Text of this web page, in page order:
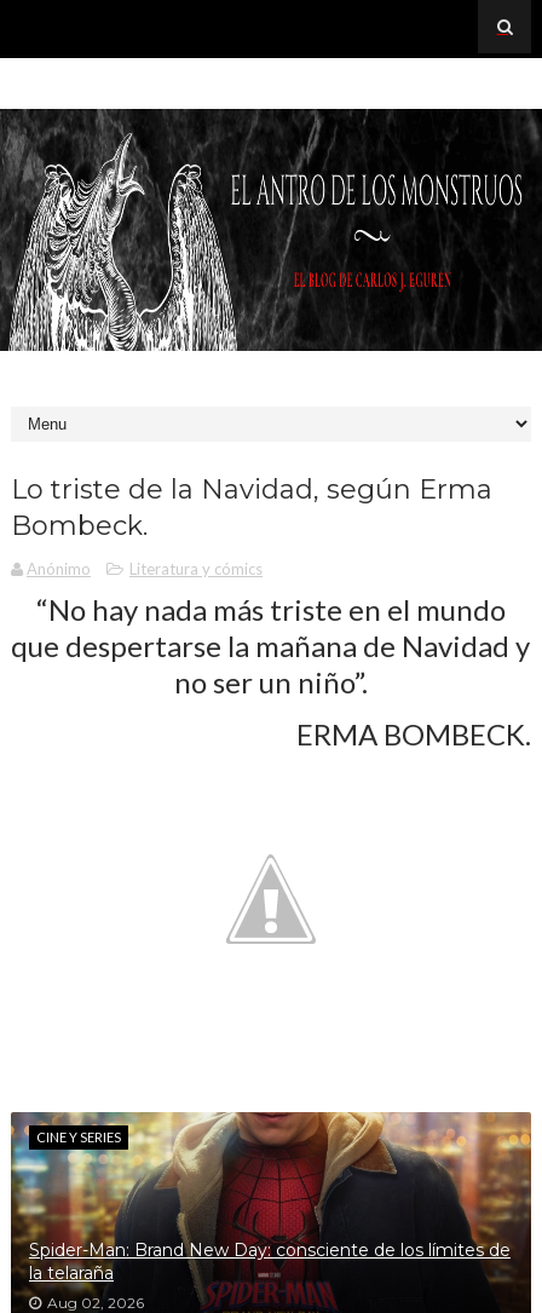
Lo triste de la Navidad, según Erma
Bombeck.
Anónimo Literatura y cómics
“No hay nada más triste en el mundo
que despertarse la mañana de Navidad y
no ser un niño”.
ERMA BOMBECK.
CINE Y SERIES
Spider-Man: Brand New Day: consciente de los límites de
la telaraña
Aug 02, 2026